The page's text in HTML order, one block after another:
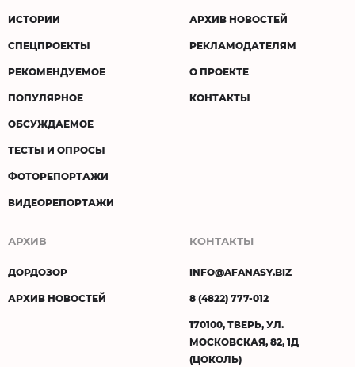
ИСТОРИИ
СПЕЦПРОЕКТЫ
РЕКОМЕНДУЕМОЕ
ПОПУЛЯРНОЕ
ОБСУЖДАЕМОЕ
ТЕСТЫ И ОПРОСЫ
ФОТОРЕПОРТАЖИ
ВИДЕОРЕПОРТАЖИ
АРХИВ НОВОСТЕЙ
РЕКЛАМОДАТЕЛЯМ
О ПРОЕКТЕ
КОНТАКТЫ
АРХИВ
ДОРДОЗОР
АРХИВ НОВОСТЕЙ
КОНТАКТЫ
INFO@AFANASY.BIZ
8 (4822) 777-012
170100, ТВЕРЬ, УЛ.
МОСКОВСКАЯ, 82, 1Д
(ЦОКОЛЬ)